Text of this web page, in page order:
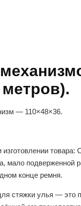
― 110×48×36.
товара:
мало подверженной
конце ремня.
стяжки улья ― это